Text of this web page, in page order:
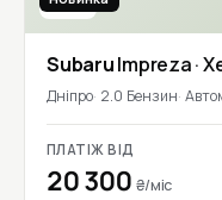
SubaruImpreza·
Дніпро 2.0 Бензин
ПЛАТІЖ ВІД
20 300 ₴/міс